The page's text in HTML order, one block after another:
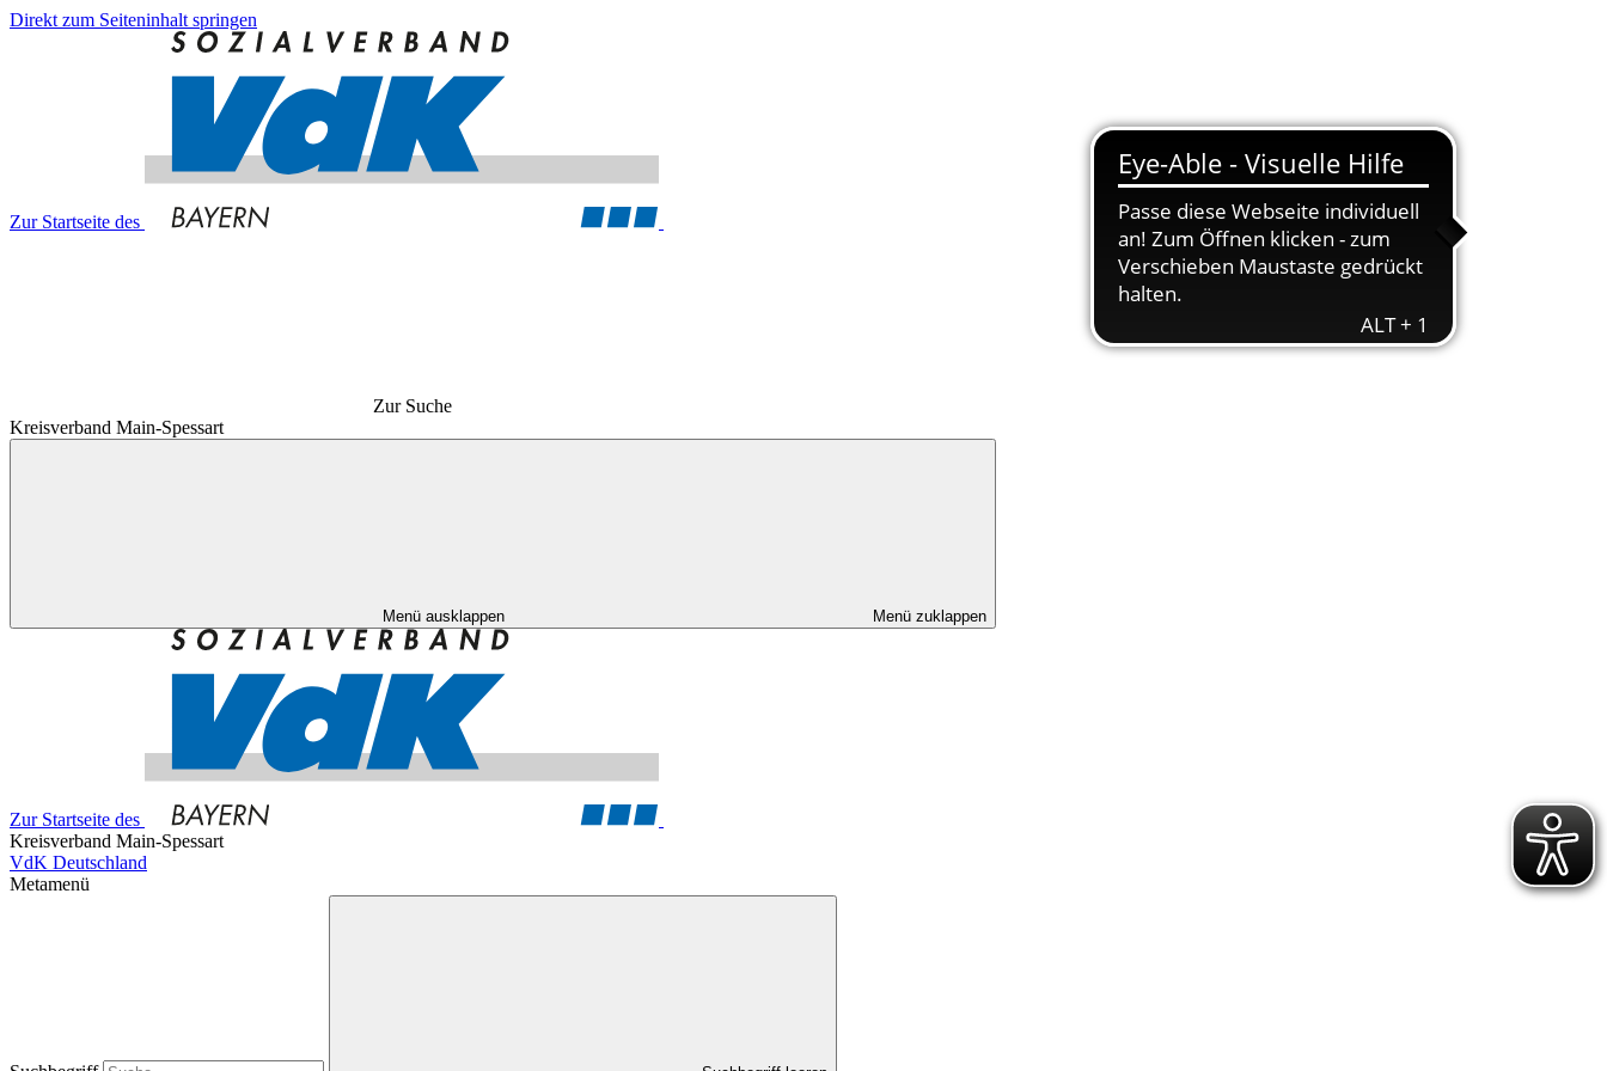
Direkt zum Seiteninhalt springen
Zur Startseite des
Zur Suche
Kreisverband Main-Spessart
Menü ausklappen Menü zuklappen
Zur Startseite des
Kreisverband Main-Spessart
VdK Deutschland
Metamenü